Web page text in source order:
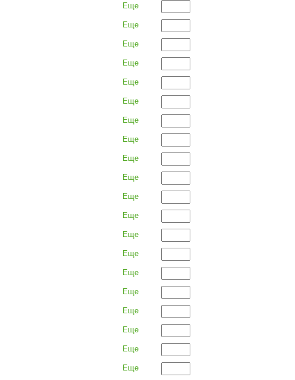
Еще
Еще
Еще
Еще
Еще
Еще
Еще
Еще
Еще
Еще
Еще
Еще
Еще
Еще
Еще
Еще
Еще
Еще
Еще
Еще